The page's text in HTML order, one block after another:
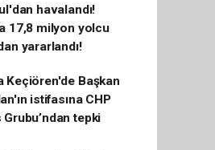
havalandı!
17,8 milyon yolcu
yararlandı!
Keçiören'de Başkan
istifasına CHP
tepki